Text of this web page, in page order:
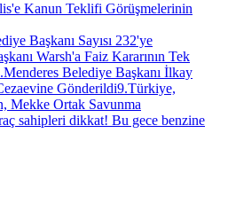
Kanun Teklifi Görüşmelerinin
Başkanı Sayısı 232'ye
Warsh'a Faiz Kararının Tek
.Menderes Belediye Başkanı İlkay
Gönderildi9.Türkiye,
Mekke Ortak Savunma
sahipleri dikkat! Bu gece benzine